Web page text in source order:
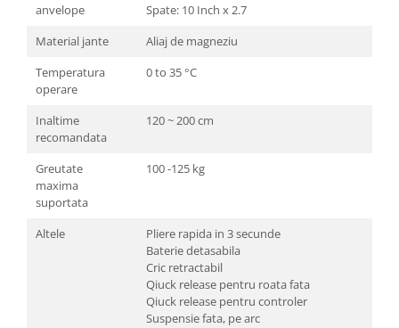
anvelope
Spate: 10 Inch x 2.7
Material jante
Aliaj de magneziu
Temperatura
operare
0 to 35 °C
Inaltime
recomandata
120 ~ 200 cm
Greutate
maxima
suportata
100 -125 kg
Altele
Pliere rapida in 3 secunde
Baterie detasabila
Cric retractabil
Qiuck release pentru roata fata
Qiuck release pentru controler
Suspensie fata, pe arc